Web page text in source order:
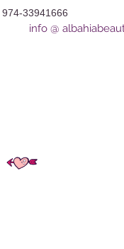
974-33941666
info @